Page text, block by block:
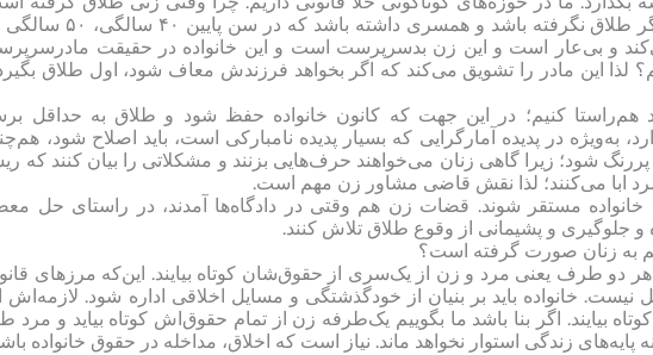
می‌گوییم فرزندش معافی خدمت بگیرد، ولی اگر طلاق نگرفته باشد و همسری داشته باشد
و بی‌عار است و این زن بدسرپرست است و این خانواده در حقیقت
لذا این مادر را تشویق می‌کند که اگر بخواهد فرزندش معاف شود، اول طلاق
هم‌راستا کنیم؛ در این جهت که کانون خانواده حفظ شود و طلاق به حداقل
به‌ویژه در پدیده آمارگرایی که بسیار پدیده نامبارکی است، باید اصلاح شود،
شود؛ زیرا گاهی زنان می‌خواهند حرف‌هایی بزنند و مشکلاتی را بیان کنند که
ابا می‌کنند؛ لذا نقش قاضی مشاور زن مهم است.
خانواده مستقر شوند. قضات زن هم وقتی در دادگاه‌ها آمدند، در راستای حل
و جلوگیری و پشیمانی از وقوع طلاق تلاش کنند.
به زنان صورت گرفته است؟
دو طرف یعنی مرد و زن از یک‌سری از حقوق‌شان کوتاه بیایند. این‌که مرزهای
نیست. خانواده باید بر بنیان از خودگذشتگی و مسایل اخلاقی اداره شود. لازمه‌اش
اگر بنا باشد ما بگوییم یک‌طرفه زن از تمام حقوق‌اش کوتاه بیاید و مرد
زندگی استوار نخواهد ماند. نیاز است که اخلاق، مداخله در حقوق خانواده